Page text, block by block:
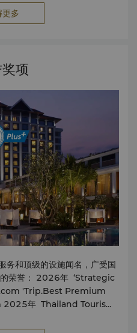
务
更多
项
务和顶级的设施闻名，广受国
： 2026年 ‘Strategic
'Trip.Best Premium
the Tourism Authority of